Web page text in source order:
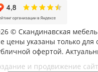
© Скандинавская мебель
цены указаны только
офертой.
и продвижение